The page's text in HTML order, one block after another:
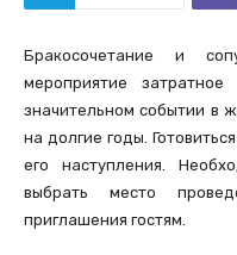
Бракосочетание и
мероприятие
значительном событии в
на долгие годы.
его наступления.
выбрать место
приглашения гостям.